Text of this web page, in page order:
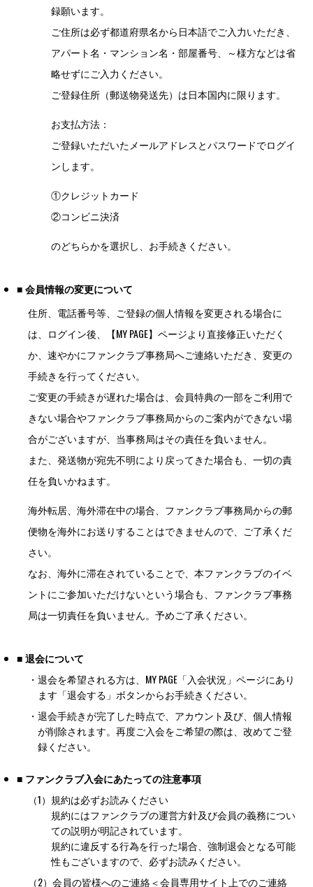
録願います。
ご住所は必ず都道府県名から日本語でご入力いただき、
アパート名・マンション名・部屋番号、～様方などは省
略せずにご入力ください。
ご登録住所（郵送物発送先）は日本国内に限ります。
お支払方法：
ご登録いただいたメールアドレスとパスワードでログイ
ンします。
①クレジットカード
②コンビニ決済
のどちらかを選択し、お手続きください。
■ 会員情報の変更について
住所、電話番号等、ご登録の個人情報を変更される場合に
は、ログイン後、【MY PAGE】ページより直接修正いただく
か、速やかにファンクラブ事務局へご連絡いただき、変更の
手続きを行ってください。
ご変更の手続きが遅れた場合は、会員特典の一部をご利用で
きない場合やファンクラブ事務局からのご案内ができない場
合がございますが、当事務局はその責任を負いません。
また、発送物が宛先不明により戻ってきた場合も、一切の責
任を負いかねます。
海外転居、海外滞在中の場合、ファンクラブ事務局からの郵
便物を海外にお送りすることはできませんので、ご了承くだ
さい。
なお、海外に滞在されていることで、本ファンクラブのイベ
ントにご参加いただけないという場合も、ファンクラブ事務
局は一切責任を負いません。予めご了承ください。
■ 退会について
・ 退会を希望される方は、MY PAGE「入会状況」ページにあり
ます「退会する」ボタンからお手続きください。
・ 退会手続きが完了した時点で、アカウント及び、個人情報
が削除されます。再度ご入会をご希望の際は、改めてご登
録ください。
■ ファンクラブ入会にあたっての注意事項
（1） 規約は必ずお読みください
規約にはファンクラブの運営方針及び会員の義務につい
ての説明が明記されています。
規約に違反する行為を行った場合、強制退会となる可能
性もございますので、必ずお読みください。
（2） 会員の皆様へのご連絡＜会員専用サイト上でのご連絡